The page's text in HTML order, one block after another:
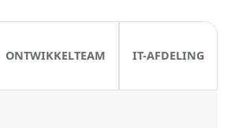
ONTWIKKELTEAM IT-AFDELING